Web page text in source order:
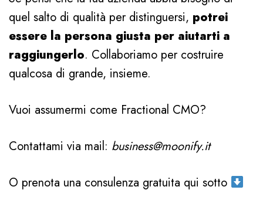
quel salto di qualità per distinguersi, potrei
essere la persona giusta per aiutarti a
raggiungerlo. Collaboriamo per costruire
qualcosa di grande, insieme.
Vuoi assumermi come Fractional CMO?
Contattami via mail: business@moonify.it
O prenota una consulenza gratuita qui sotto